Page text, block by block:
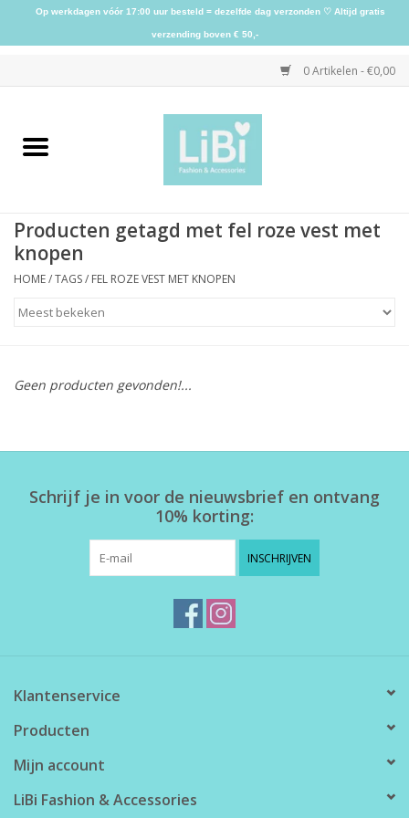
0 Artikelen - €0,00
Home
Kleding
Accessoires
Home deco
SALE
Producten getagd met fel roze vest met
knopen
HOME/TAGS/ FEL ROZE VEST MET KNOPEN
Geen producten gevonden!...
Schrijf je in voor de nieuwsbrief en ontvang
10% korting:
INSCHRIJVEN
Klantenservice
Producten
Mijn account
LiBi Fashion & Accessories
Op werkdagen vóór 17:00 uur besteld = dezelfde dag verzonden ♡ Altijd gratis
verzending boven € 50,-